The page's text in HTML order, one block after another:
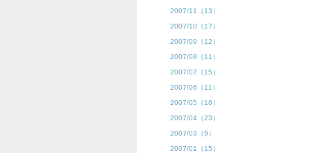
2007/11（13）
2007/10（17）
2007/09（12）
2007/08（11）
2007/07（15）
2007/06（11）
2007/05（16）
2007/04（23）
2007/03（9）
2007/01（15）